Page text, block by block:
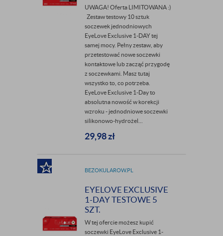
UWAGA! Oferta LIMITOWANA :)
Zestaw testowy 10 sztuk
soczewek jednodniowych
EyeLove Exclusive 1-DAY tej
samej mocy. Pełny zestaw, aby
przetestować nowe soczewki
kontaktowe lub zacząć przygodę
z soczewkami. Masz tutaj
wszystko to, co potrzeba.
EyeLove Exclusive 1-Day to
absolutna nowość w korekcji
wzroku - jednodniowe soczewki
silikonowo-hydrożel...
29,98zł
BEZOKULAROW.PL
EYELOVE EXCLUSIVE
1-DAY TESTOWE 5
SZT.
W tej ofercie możesz kupić
soczewki EyeLove Exclusive 1-